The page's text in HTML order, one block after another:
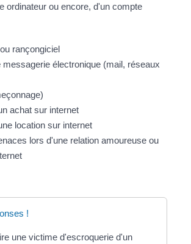
ordinateur ou encore, d'un compte
rançongiciel
messagerie électronique (mail, réseaux
achat sur internet
location sur internet
lors d'une relation amoureuse ou
!
une victime d'escroquerie d'un